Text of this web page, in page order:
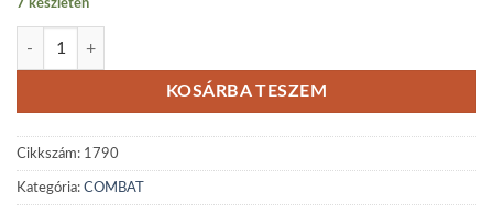
7 készleten
Flesh Bond mennyiség
KOSÁRBA TESZEM
Cikkszám: 1790
Kategória: COMBAT